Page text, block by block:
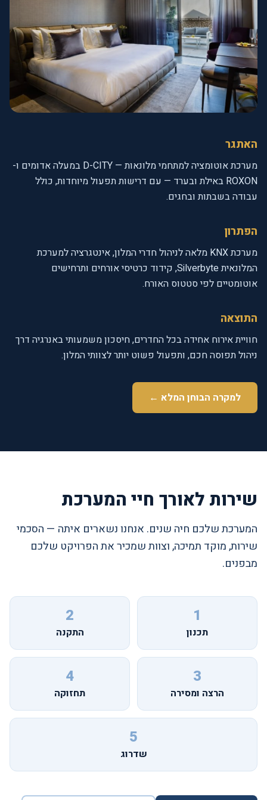
האתגר
מערכת אוטומציה למתחמי מלונאות — D-CITY במעלה אדומים ו-
ROXON באילת ובערד — עם דרישות תפעול מיוחדות, כולל
עבודה בשבתות ובחגים.
הפתרון
מערכת KNX מלאה לניהול חדרי המלון, אינטגרציה למערכת
המלונאית Silverbyte, קידוד כרטיסי אורחים ותרחישים
אוטומטיים לפי סטטוס האורח.
התוצאה
חוויית אירוח אחידה בכל החדרים, חיסכון משמעותי באנרגיה דרך
ניהול תפוסה חכם, ותפעול פשוט יותר לצוותי המלון.
למקרה הבוחן המלא ←
שירות לאורך חיי המערכת
המערכת שלכם חיה שנים. אנחנו נשארים איתה — הסכמי
שירות, מוקד תמיכה, וצוות שמכיר את הפרויקט שלכם
מבפנים.
1
תכנון
2
התקנה
3
הרצה ומסירה
4
תחזוקה
5
שדרוג